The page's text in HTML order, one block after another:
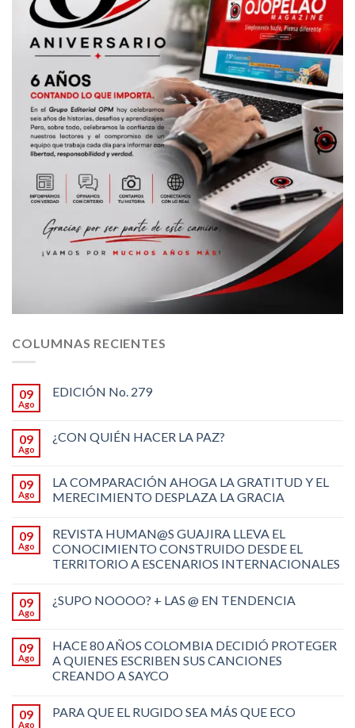
COLUMNAS RECIENTES
09
Ago
EDICIÓN No. 279
09
Ago
¿CON QUIÉN HACER LA PAZ?
09
Ago
LA COMPARACIÓN AHOGA LA GRATITUD Y EL
MERECIMIENTO DESPLAZA LA GRACIA
09
Ago
REVISTA HUMAN@S GUAJIRA LLEVA EL
CONOCIMIENTO CONSTRUIDO DESDE EL
TERRITORIO A ESCENARIOS INTERNACIONALES
09
Ago
¿SUPO NOOOO? + LAS @ EN TENDENCIA
09
Ago
HACE 80 AÑOS COLOMBIA DECIDIÓ PROTEGER
A QUIENES ESCRIBEN SUS CANCIONES
CREANDO A SAYCO
09
Ago
PARA QUE EL RUGIDO SEA MÁS QUE ECO